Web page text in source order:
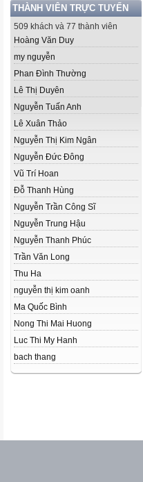
THÀNH VIÊN TRỰC TUYẾN
509 khách và 77 thành viên
Hoàng Văn Duy
my nguyễn
Phan Đình Thường
Lê Thị Duyên
Nguyễn Tuấn Anh
Lê Xuân Thảo
Nguyễn Thị Kim Ngân
Nguyễn Đức Đông
Vũ Trí Hoan
Đỗ Thanh Hùng
Nguyễn Trần Công Sĩ
Nguyễn Trung Hậu
Nguyễn Thanh Phúc
Trần Văn Long
Thu Ha
nguyễn thị kim oanh
Ma Quốc Bình
Nong Thi Mai Huong
Luc Thi My Hanh
bach thang